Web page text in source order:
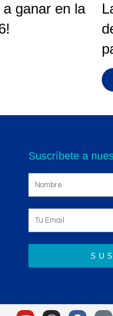
a ganar en la
Suscríbete a